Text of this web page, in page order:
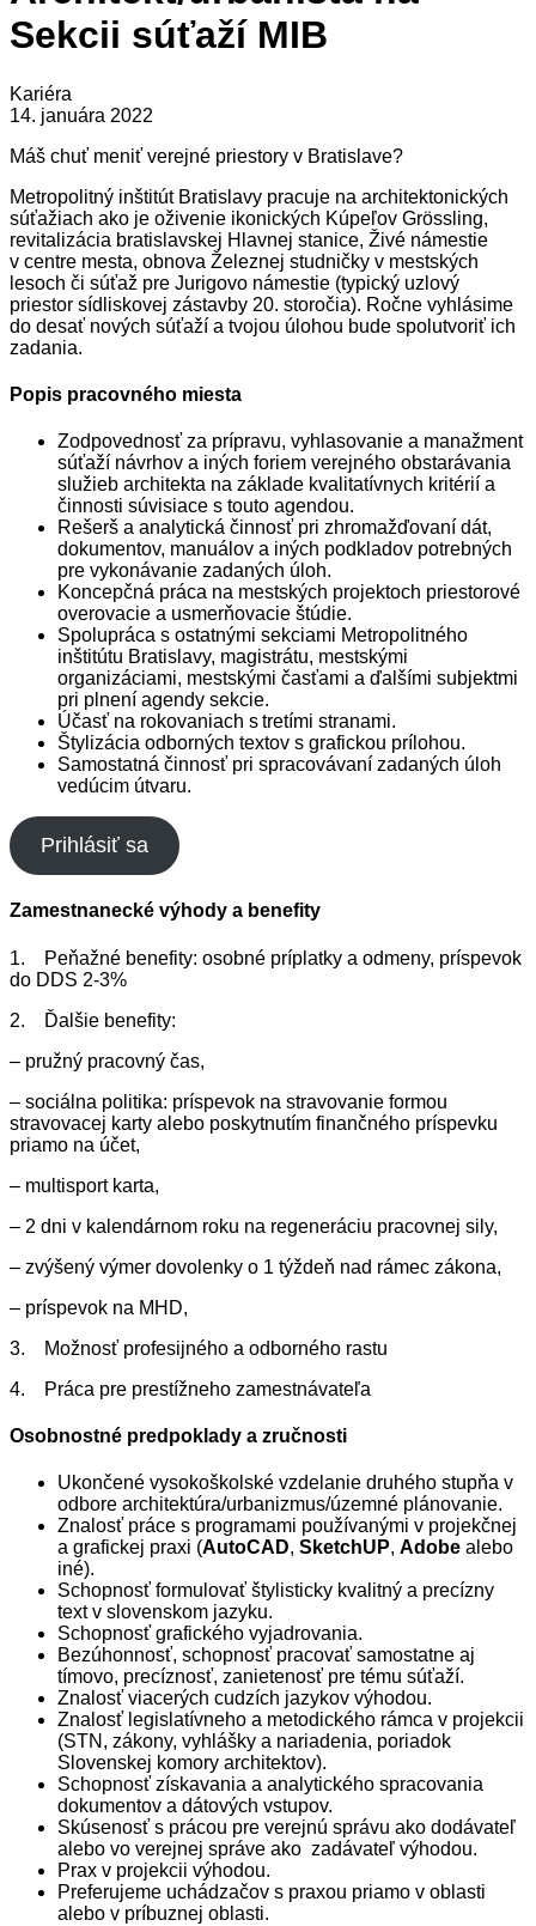
Sekcii súťaží MIB
Kariéra
14. januára 2022
Máš chuť meniť verejné priestory v Bratislave?
Metropolitný inštitút Bratislavy pracuje na architektonických
súťažiach ako je oživenie ikonických Kúpeľov Grössling,
revitalizácia bratislavskej Hlavnej stanice, Živé námestie
v centre mesta, obnova Železnej studničky v mestských
lesoch či súťaž pre Jurigovo námestie (typický uzlový
priestor sídliskovej zástavby 20. storočia). Ročne vyhlásime
do desať nových súťaží a tvojou úlohou bude spolutvoriť ich
zadania.
Popis pracovného miesta
Zodpovednosť za prípravu, vyhlasovanie a manažment
súťaží návrhov a iných foriem verejného obstarávania
služieb architekta na základe kvalitatívnych kritérií a
činnosti súvisiace s touto agendou.
Rešerš a analytická činnosť pri zhromažďovaní dát,
dokumentov, manuálov a iných podkladov potrebných
pre vykonávanie zadaných úloh.
Koncepčná práca na mestských projektoch priestorové
overovacie a usmerňovacie štúdie.
Spolupráca s ostatnými sekciami Metropolitného
inštitútu Bratislavy, magistrátu, mestskými
organizáciami, mestskými časťami a ďalšími subjektmi
pri plnení agendy sekcie.
Účasť na rokovaniach s tretími stranami.
Štylizácia odborných textov s grafickou prílohou.
Samostatná činnosť pri spracovávaní zadaných úloh
vedúcim útvaru.
Prihlásiť sa
Zamestnanecké výhody a benefity
1. Peňažné benefity: osobné príplatky a odmeny, príspevok
do DDS 2-3%
2. Ďalšie benefity:
– pružný pracovný čas,
– sociálna politika: príspevok na stravovanie formou
stravovacej karty alebo poskytnutím finančného príspevku
priamo na účet,
– multisport karta,
– 2 dni v kalendárnom roku na regeneráciu pracovnej sily,
– zvýšený výmer dovolenky o 1 týždeň nad rámec zákona,
– príspevok na MHD,
3. Možnosť profesijného a odborného rastu
4. Práca pre prestížneho zamestnávateľa
Osobnostné predpoklady a zručnosti
Ukončené vysokoškolské vzdelanie druhého stupňa v
odbore architektúra/urbanizmus/územné plánovanie.
Znalosť práce s programami používanými v projekčnej
a grafickej praxi (AutoCAD, SketchUP, Adobe alebo
iné).
Schopnosť formulovať štylisticky kvalitný a precízny
text v slovenskom jazyku.
Schopnosť grafického vyjadrovania.
Bezúhonnosť, schopnosť pracovať samostatne aj
tímovo, precíznosť, zanietenosť pre tému súťaží.
Znalosť viacerých cudzích jazykov výhodou.
Znalosť legislatívneho a metodického rámca v projekcii
(STN, zákony, vyhlášky a nariadenia, poriadok
Slovenskej komory architektov).
Schopnosť získavania a analytického spracovania
dokumentov a dátových vstupov.
Skúsenosť s prácou pre verejnú správu ako dodávateľ
alebo vo verejnej správe ako zadávateľ výhodou.
Prax v projekcii výhodou.
Preferujeme uchádzačov s praxou priamo v oblasti
alebo v príbuznej oblasti.